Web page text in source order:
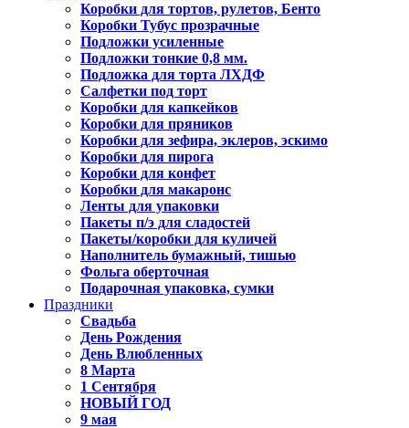
Коробки для тортов, рулетов, Бенто
Коробки Тубус прозрачные
Подложки усиленные
Подложки тонкие 0,8 мм.
Подложка для торта ЛХДФ
Салфетки под торт
Коробки для капкейков
Коробки для пряников
Коробки для зефира, эклеров, эскимо
Коробки для пирога
Коробки для конфет
Коробки для макаронс
Ленты для упаковки
Пакеты п/э для сладостей
Пакеты/коробки для куличей
Наполнитель бумажный, тишью
Фольга оберточная
Подарочная упаковка, сумки
Праздники
Свадьба
День Рождения
День Влюбленных
8 Марта
1 Сентября
НОВЫЙ ГОД
9 мая